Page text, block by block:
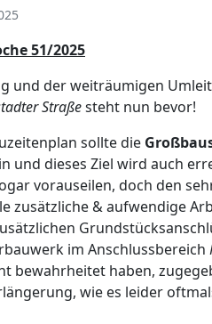
51/2025
und der weiträumigen
Straßesteht nun bevor!
sollte die
und dieses Ziel wird auch
vorauseilen, doch den
zusätzliche & aufwendige
im Anschlussbereich
bewahrheitet haben,
wie es leider